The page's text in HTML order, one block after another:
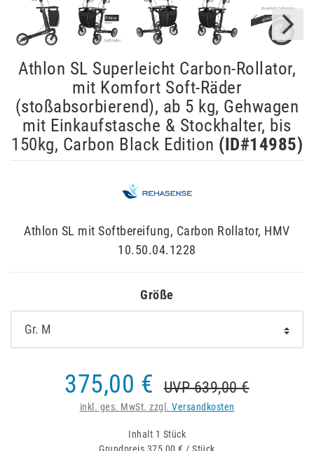
Athlon SL Superleicht Carbon-Rollator,
mit Komfort Soft-Räder
(stoßabsorbierend), ab 5 kg, Gehwagen
mit Einkaufstasche & Stockhalter, bis
150kg, Carbon Black Edition (ID#14985)
Athlon SL mit Softbereifung, Carbon Rollator, HMV
10.50.04.1228
Größe
375,00 € UVP 639,00 €
inkl. ges. MwSt. zzgl. Versandkosten
Inhalt 1 Stück